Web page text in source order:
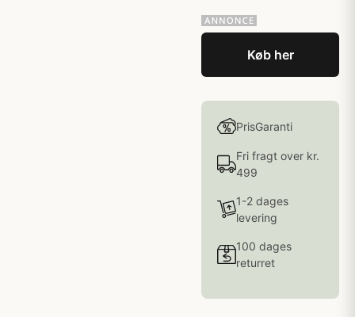
Køb her
PrisGaranti
Fri fragt over kr.
499
1-2 dages
levering
100 dages
returret